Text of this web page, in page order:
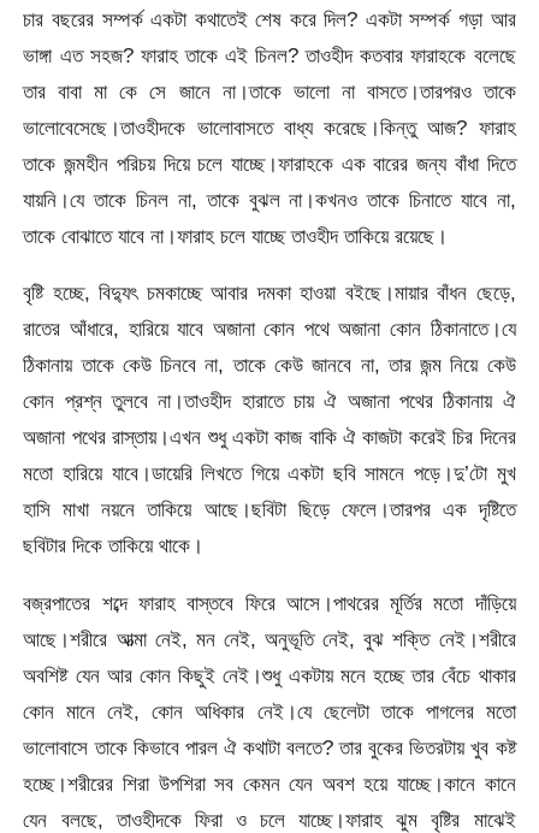
চার বছরের সম্পর্ক একটা কথাতেই শেষ করে দিল? একটা সম্পর্ক গড়া আর
ভাঙ্গা এত সহজ? ফারাহ তাকে এই চিনল? তাওহীদ কতবার ফারাহকে বলেছে
তার বাবা মা কে সে জানে না।তাকে ভালো না বাসতে।তারপরও তাকে
ভালোবেসেছে।তাওহীদকে ভালোবাসতে বাধ্য করেছে।কিন্তু আজ? ফারাহ
তাকে জন্মহীন পরিচয় দিয়ে চলে যাচ্ছে।ফারাহকে এক বারের জন্য বাঁধা দিতে
যায়নি।যে তাকে চিনল না, তাকে বুঝল না।কখনও তাকে চিনাতে যাবে না,
তাকে বোঝাতে যাবে না।ফারাহ চলে যাচ্ছে তাওহীদ তাকিয়ে রয়েছে।
বৃষ্টি হচ্ছে, বিদ্যুৎ চমকাচ্ছে আবার দমকা হাওয়া বইছে।মায়ার বাঁধন ছেড়ে,
রাতের আঁধারে, হারিয়ে যাবে অজানা কোন পথে অজানা কোন ঠিকানাতে।যে
ঠিকানায় তাকে কেউ চিনবে না, তাকে কেউ জানবে না, তার জন্ম নিয়ে কেউ
কোন প্রশ্ন তুলবে না।তাওহীদ হারাতে চায় ঐ অজানা পথের ঠিকানায় ঐ
অজানা পথের রাস্তায়।এখন শুধু একটা কাজ বাকি ঐ কাজটা করেই চির দিনের
মতো হারিয়ে যাবে।ডায়েরি লিখতে গিয়ে একটা ছবি সামনে পড়ে।দু’টো মুখ
হাসি মাখা নয়নে তাকিয়ে আছে।ছবিটা ছিড়ে ফেলে।তারপর এক দৃষ্টিতে
ছবিটার দিকে তাকিয়ে থাকে।
বজ্রপাতের শব্দে ফারাহ বাস্তবে ফিরে আসে।পাথরের মূর্তির মতো দাঁড়িয়ে
আছে।শরীরে আত্মা নেই, মন নেই, অনুভূতি নেই, বুঝ শক্তি নেই।শরীরে
অবশিষ্ট যেন আর কোন কিছুই নেই।শুধু একটায় মনে হচ্ছে তার বেঁচে থাকার
কোন মানে নেই, কোন অধিকার নেই।যে ছেলেটা তাকে পাগলের মতো
ভালোবাসে তাকে কিভাবে পারল ঐ কথাটা বলতে? তার বুকের ভিতরটায় খুব কষ্ট
হচ্ছে।শরীরের শিরা উপশিরা সব কেমন যেন অবশ হয়ে যাচ্ছে।কানে কানে
যেন বলছে, তাওহীদকে ফিরা ও চলে যাচ্ছে।ফারাহ ঝুম বৃষ্টির মাঝেই